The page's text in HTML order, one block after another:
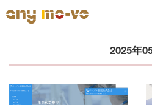
2025年